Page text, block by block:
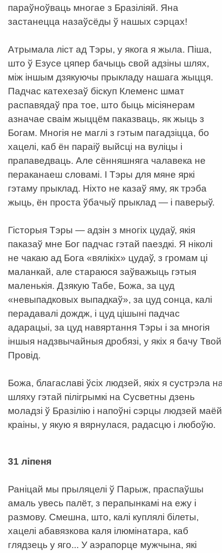
параўноўваць многае з Бразіліяй. Яна
застанецца назаўсёды ў нашых сэрцах!
Атрымала ліст ад Тэры, у якога я жыла. Піша,
што ў Езусе цяпер бачыць свой адзіны шлях,
між іншым дзякуючы прыкладу нашага жыцця.
Падчас катехезаў біскуп Клеменс шмат
распавядаў пра тое, што быць місіянерам
азначае сваім жыццём паказваць, як жыць з
Богам. Многія не маглі з гэтым пагадзіцца, бо
хацелі, каб ён параіў выйсці на вуліцы і
прапаведваць. Але сённяшняга чалавека не
пераканаеш словамі. І Тэры для мяне яркі
гэтаму прыклад. Ніхто не казаў яму, як трэба
жыць, ён проста ўбачыў прыклад — і паверыў.
Гісторыя Тэры — адзін з многіх цудаў, якія
паказаў мне Бог падчас гэтай паездкі. Я ніколі
не чакаю ад Бога «вялікіх» цудаў, з громам ці
маланкай, але стараюся заўважыць гэтыя
маленькія. Дзякую Табе, Божа, за цуд
«невыпадковых выпадкаў», за цуд сонца, калі
перадавалі дождж, і цуд цішыні падчас
адарацыі, за цуд навяртання Тэры і за многія
іншыя надзвычайныя дробязі, у якіх я бачу Твой
Провід.
Божа, благаславі ўсіх людзей, якіх я сустрэла
шляху гэтай пілігрымкі на Сусветны дзень
моладзі ў Бразілію і напоўні сэрцы людзей маёй
краіны, у якую я вярнулася, радасцю і любоўю.
31 ліпеня
Раніцай мы прыляцелі ў Парыж, праспаўшы
амаль увесь палёт, з перапынкамі на ежу і
размову. Смешна, што, калі куплялі білеты,
хацелі абавязкова каля ілюмінатара, каб
глядзець у яго... У аэрапорце мужчына, які